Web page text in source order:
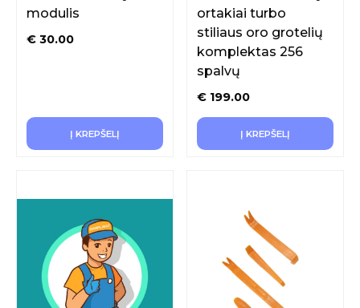
modulis
€ 30.00
Į KREPŠELĮ
ortakiai turbo
stiliaus oro grotelių
komplektas 256
spalvų
€ 199.00
Į KREPŠELĮ